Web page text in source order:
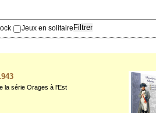
Jeux en solitaire Filtrer
la série Orages à l'Est